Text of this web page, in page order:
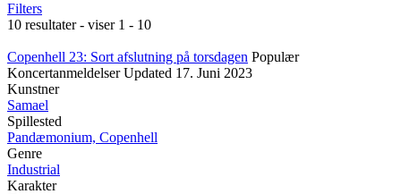
Filters
10 resultater - viser 1 - 10
Copenhell 23: Sort afslutning på torsdagen Populær
Koncertanmeldelser Updated 17. Juni 2023
Kunstner
Samael
Spillested
Pandæmonium, Copenhell
Genre
Industrial
Karakter